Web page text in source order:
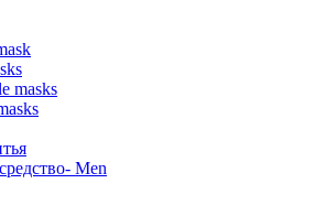
masks
Men